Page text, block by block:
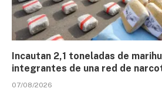
Incautan 2,1 toneladas de
integrantes de una red de
07/08/2026